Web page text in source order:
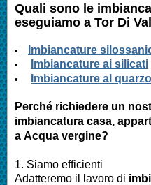
Quali sono le imbianc
eseguiamo a Tor Di
mbiancature
Imbiancature ai silicati
Imbiancature al quarzo
Perché richiedere un
imbiancatura casa,
a Acqua vergine?
1. Siamo efficienti
Adatteremo il lavoro di